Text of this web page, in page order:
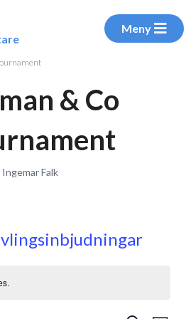
Meny
& Co
Falk